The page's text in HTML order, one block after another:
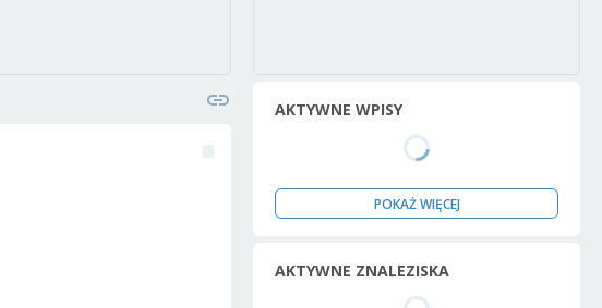
AKTYWNE WPISY
POKAŻ WIĘCEJ
AKTYWNE ZNALEZISKA